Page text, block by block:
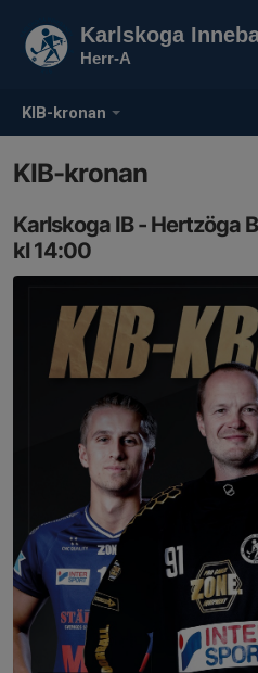
KIB-kronan
Karlskoga
Herr-A
KIB-kronan
Karlskoga IB - Hertzöga
kl 14:00